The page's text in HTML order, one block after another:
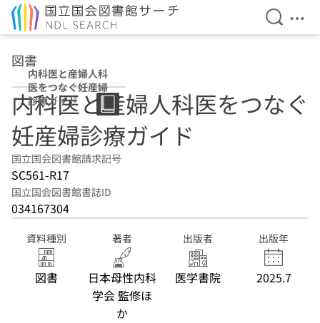
検索を
メ
図書
内科医と産婦人科
医をつなぐ妊産婦
診療ガイド
内科医と産婦人科医をつなぐ
妊産婦診療ガイド
国立国会図書館請求記号
SC561-R17
国立国会図書館書誌ID
034167304
資料種別
図書
著者
日本母性内科
学会 監修ほ
か
出版者
医学書院
出版年
2025.7